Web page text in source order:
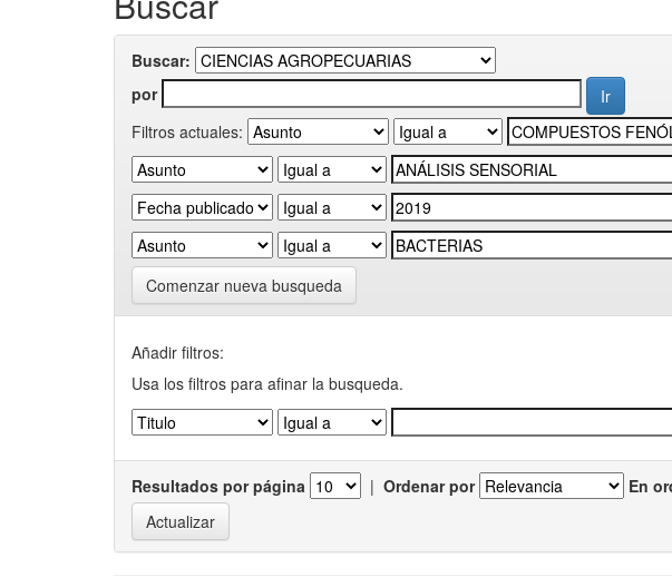
Buscar:
por
Filtros actuales:
Comenzar nueva busqueda
Añadir filtros:
Usa los filtros para afinar la busqueda.
Resultados por página | Ordenar por En